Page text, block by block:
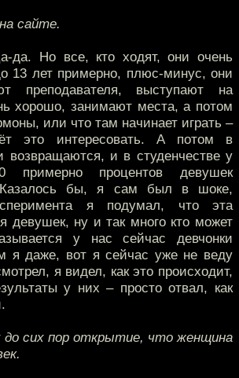
сайте.
да. Но все, кто ходят, они очень
13 лет примерно, плюс-минус, они
преподавателя, выступают на
хорошо, занимают места, а потом
или что там начинает играть –
это интересовать. А потом в
возвращаются, и в студенчестве у
примерно процентов девушек
Казалось бы, я сам был в шоке,
я подумал, что эта
девушек, ну и так много кто может
у нас сейчас девчонки
я даже, вот я сейчас уже не веду
я видел, как это происходит,
у них – просто отвал, как
до сих пор открытие, что женщина